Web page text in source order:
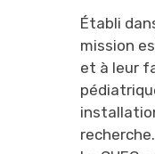
Établi
mission
et à leur